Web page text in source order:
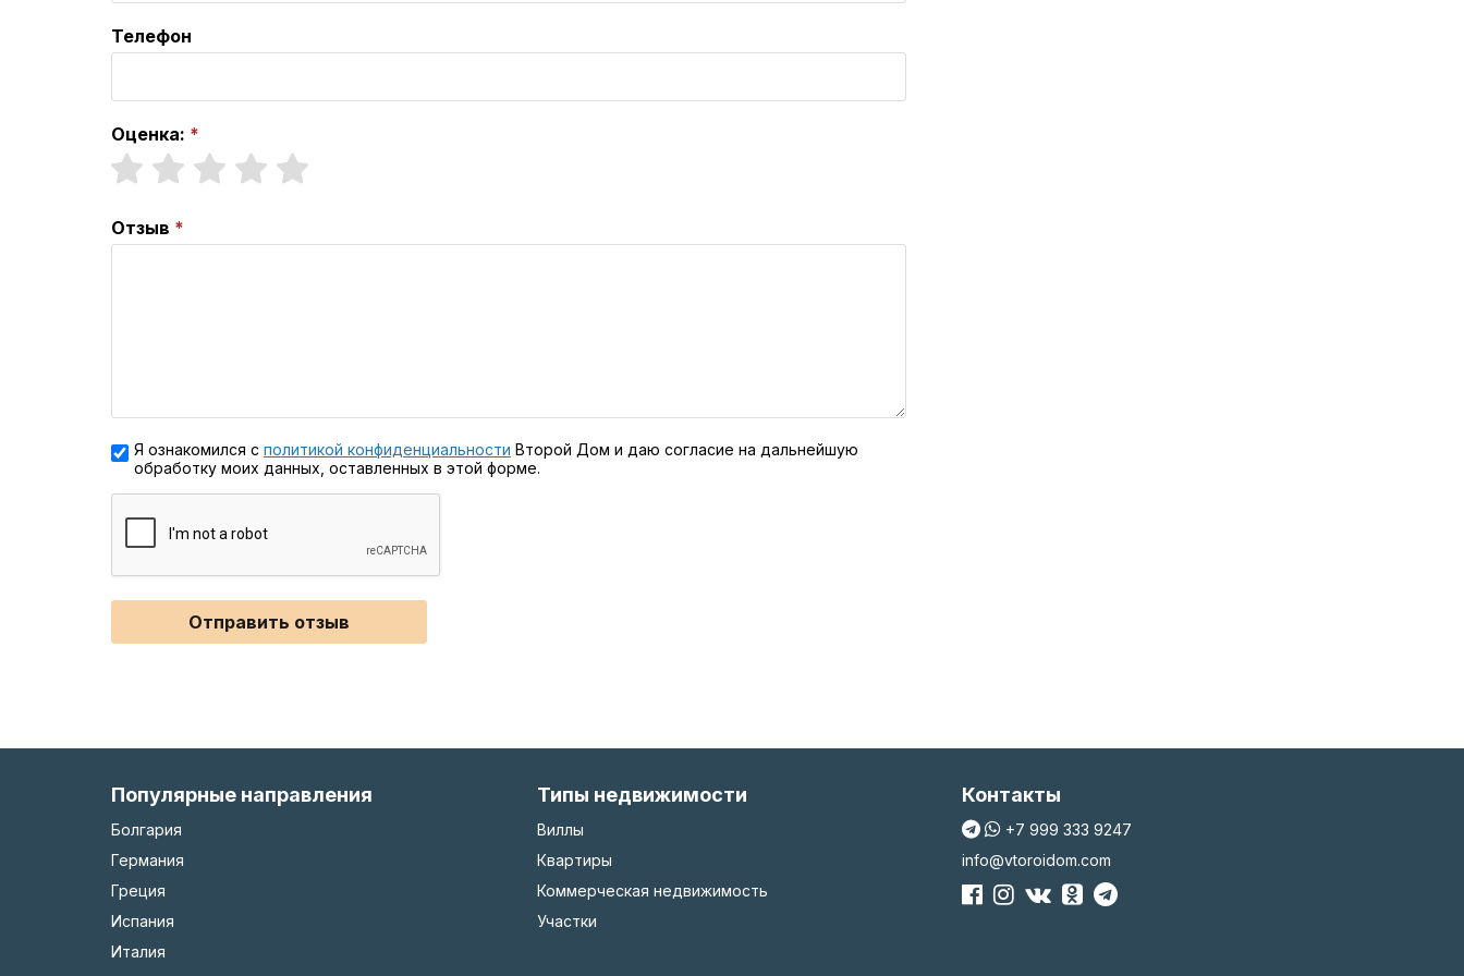
Телефон
Оценка:
Отзыв
Я ознакомился с политикой конфиденциальности Второй Дом и даю согласие на дальнейшую
обработку моих данных, оставленных в этой форме.
Отправить отзыв
Популярные направления
Болгария
Германия
Греция
Испания
Италия
Типы недвижимости
Виллы
Квартиры
Коммерческая недвижимость
Участки
Контакты
+7 999 333 9247
info@vtoroidom.com